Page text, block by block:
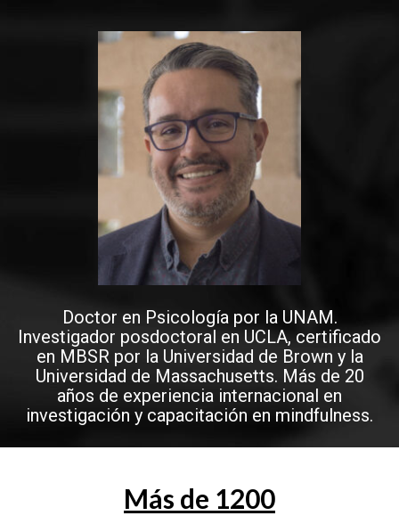
Doctor en Psicología por la UNAM.
Investigador posdoctoral en UCLA, certificado
en MBSR por la Universidad de Brown y la
Universidad de Massachusetts. Más de 20
años de experiencia internacional en
investigación y capacitación en mindfulness.
Más de 1200